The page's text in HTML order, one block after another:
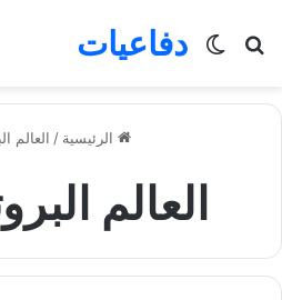
دفاعيات
بحث
الوضع
الرئيسية / العالم
العالم